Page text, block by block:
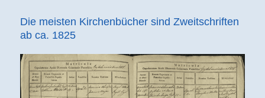
Die meisten Kirchenbücher sind Zweitschriften
ab ca. 1825